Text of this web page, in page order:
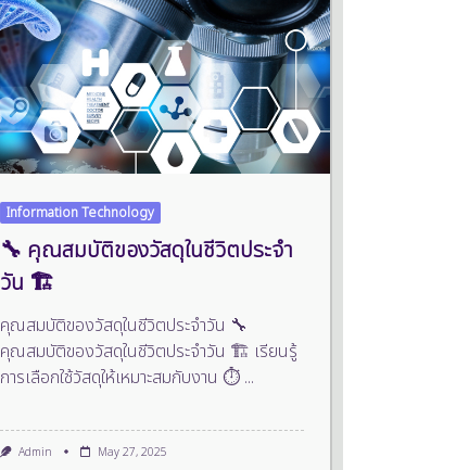
Information Technology
🔧 คุณสมบัติของวัสดุในชีวิตประจำ
วัน 🏗️
คุณสมบัติของวัสดุในชีวิตประจำวัน 🔧
คุณสมบัติของวัสดุในชีวิตประจำวัน 🏗️ เรียนรู้
การเลือกใช้วัสดุให้เหมาะสมกับงาน ⏱️ ...
Admin May 27, 2025